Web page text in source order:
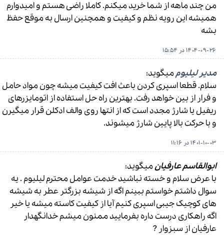
من چند ماهه از شما خرید میکنم. کاملا راضی هستم و امیدوارم
همیشه این رویه نظم و کیفیت و همچنین ارسال به موقع حفظ
بشه
1404-09-26 در 15:54
مدیر لیلیوممیگوید:
سلام. قطعا اسپری کردن باعث افت کیفیت میشه چون مواد حامل
و فرار از بین خواهد رفت. بهترین راه حل استفاده از اتومایزرهای
ریفیل یا شارژ مجدد است که از انتها روی والف ادکلن قرار میگیرن
و با حرکت بالا پایین شارژ میشوند.
1401-10-03 در 11:16
ابوالقاسم عارفیانمیگوید:
با عرض سلام و خسته نباشید خدمت عوامل محترم لیلیوم . یه
سوال داشتم خواستم ببینم اگه از شیشه بزرگتر عطر به شیشه
های کوچیک جیبی اسپری کنیم آیا از کیفیت کاسته میشه یا خیر
اگه راهکاری درست داره بفرمایید ممنون میشم خدانگهدار
عارفیان از سبزوار ?